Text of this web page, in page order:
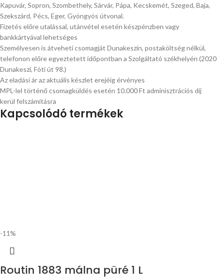
Kapuvár, Sopron, Szombethely, Sárvár, Pápa, Kecskemét, Szeged, Baja,
Szekszárd, Pécs, Eger, Gyöngyös útvonal.
Fizetés előre utalással, utánvétel esetén készpénzben vagy
bankkártyával lehetséges
Személyesen is átveheti csomagját Dunakeszin, postaköltség nélkül,
telefonon előre egyeztetett időpontban a Szolgáltató székhelyén (2020
Dunakeszi, Fóti út 98.)
Az eladási ár az aktuális készlet erejéig érvényes
MPL-lel történő csomagküldés esetén 10.000 Ft adminisztrációs díj
kerül felszámításra
Kapcsolódó termékek
-11%
Routin 1883 málna püré 1 L